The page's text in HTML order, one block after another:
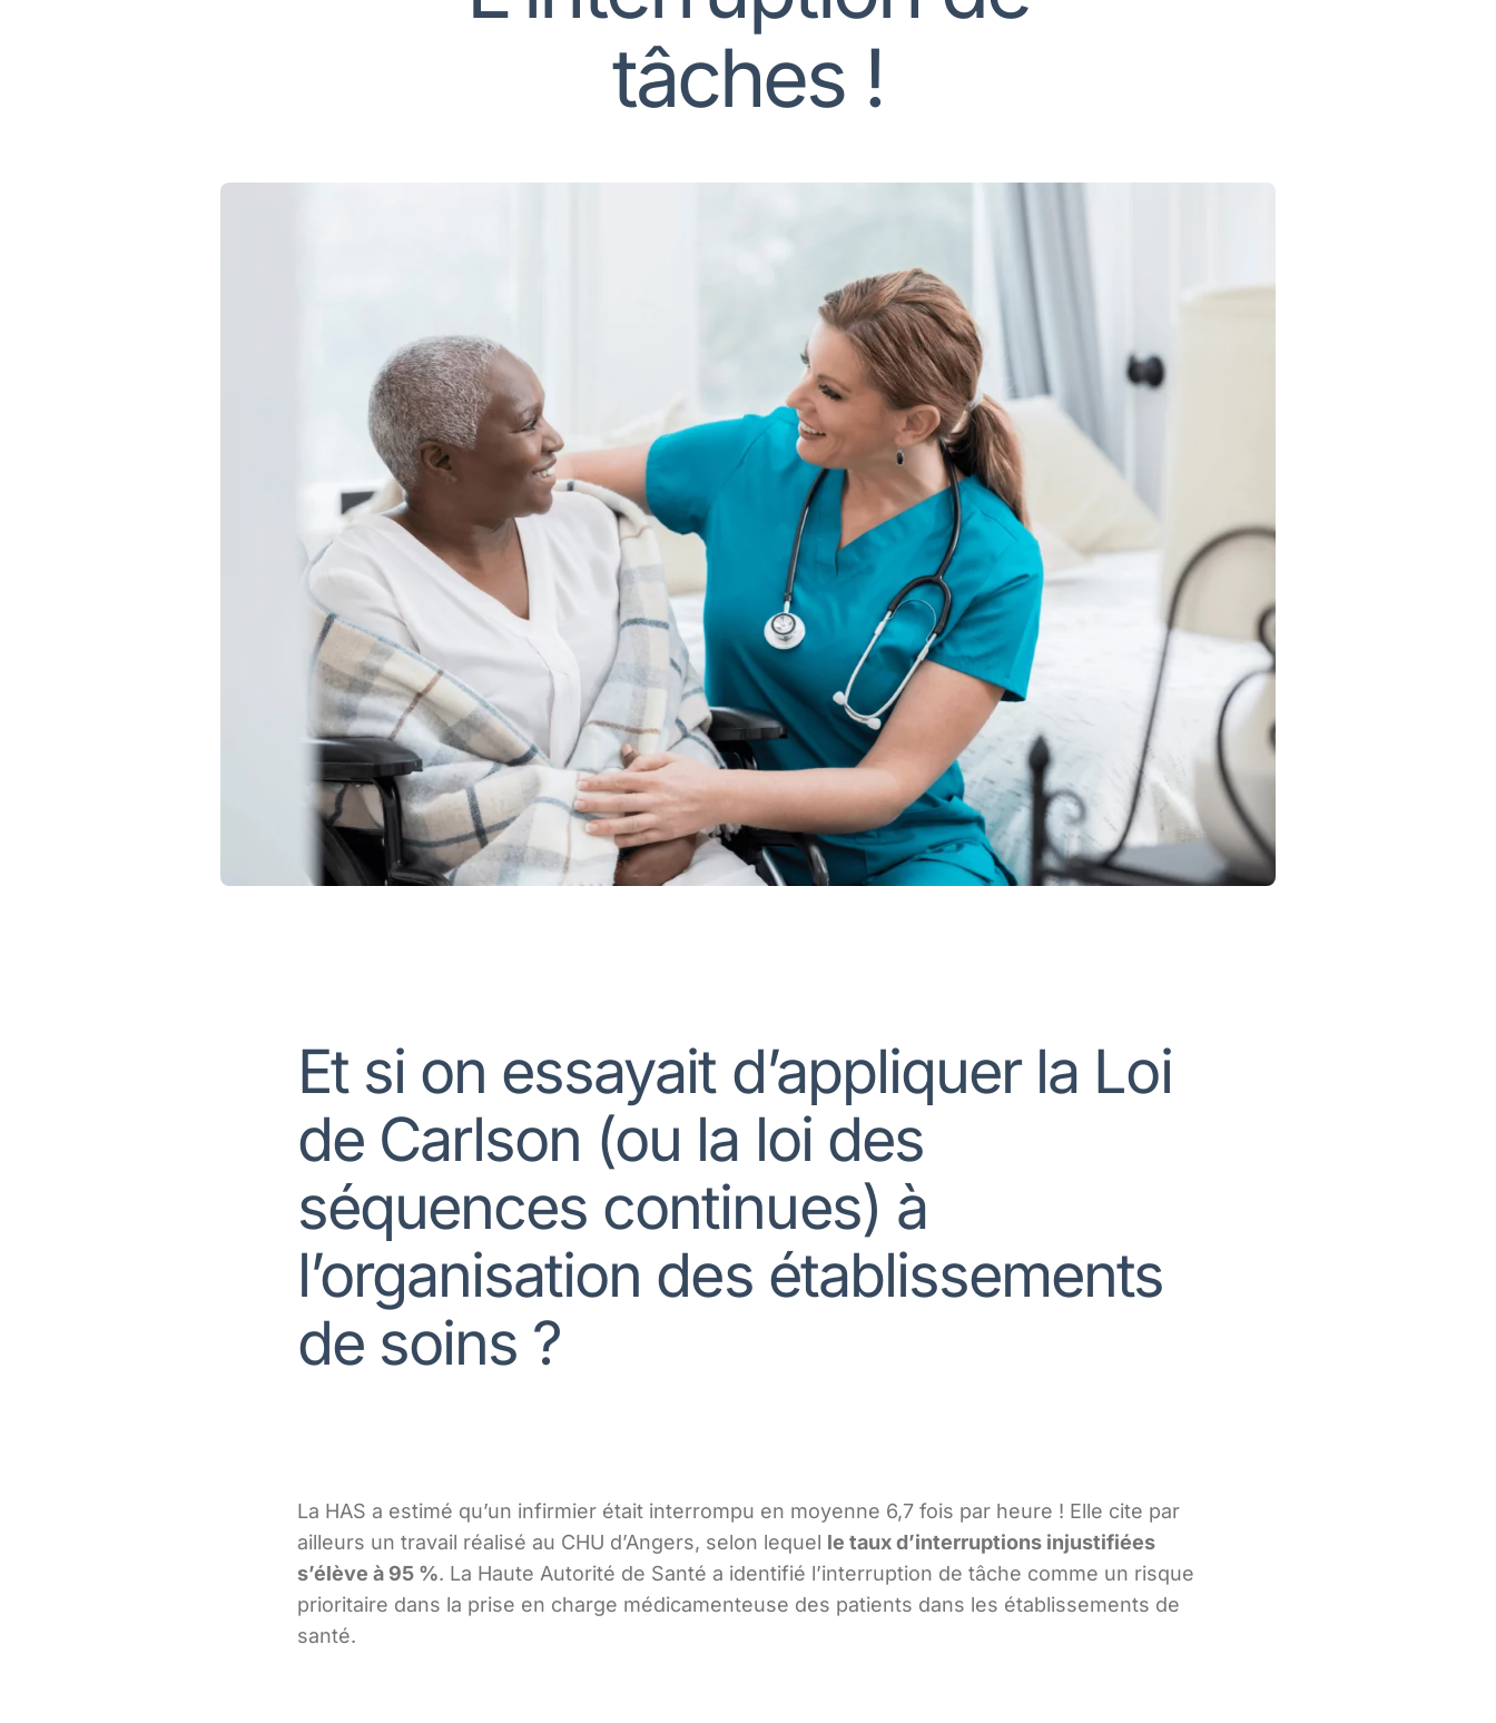
tâches !
Et si on essayait d’appliquer la Loi
de Carlson (ou la loi des
séquences continues) à
l’organisation des établissements
de soins ?
La HAS a estimé qu’un infirmier était interrompu en moyenne 6,7 fois par heure ! Elle cite par
ailleurs un travail réalisé au CHU d’Angers, selon lequel le taux d’interruptions injustifiées
s’élève à 95 %. La Haute Autorité de Santé a identifié l’interruption de tâche comme un risque
prioritaire dans la prise en charge médicamenteuse des patients dans les établissements de
santé.